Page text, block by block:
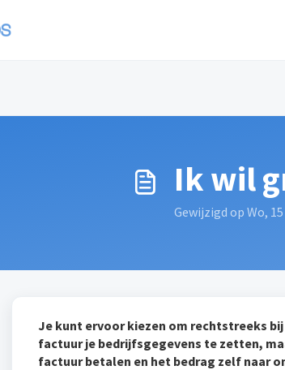
Ik wil
Gewijzigd op Wo,
Je kunt ervoor kiezen om rechtstreeks
factuur je bedrijfsgegevens te zetten,
factuur betalen en het bedrag zelf naar